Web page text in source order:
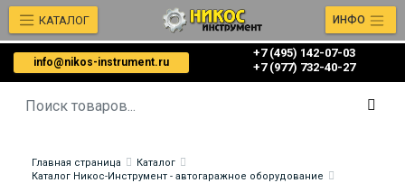
info@nikos-instrument.ru
+7 (495) 142-07-03
‎‎+7 (977) 732-40-27
КАТАЛОГ ИНФО
Главная страница
Каталог
Каталог Никос-Инструмент - автогаражное оборудование